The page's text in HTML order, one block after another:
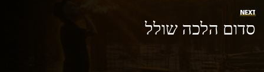
NEXT
סדום הלכה שולל